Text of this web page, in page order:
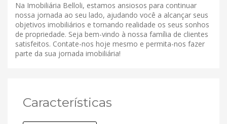
Na Imobiliária Belloli, estamos ansiosos para continuar
nossa jornada ao seu lado, ajudando você a alcançar seus
objetivos imobiliários e tornando realidade os seus sonhos
de propriedade. Seja bem-vindo à nossa família de clientes
satisfeitos. Contate-nos hoje mesmo e permita-nos fazer
parte da sua jornada imobiliária!
Características